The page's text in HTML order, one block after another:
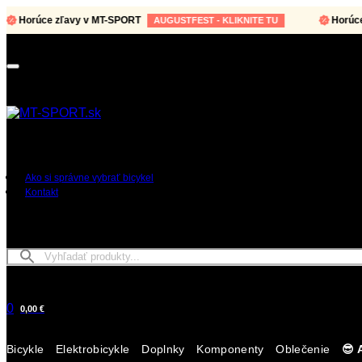
zľavy v MT-SPORT AUGUSTFEST - KLIKNITE TU Horúce
Ako si správne vybrať bicykel
Kontakt
0 0,00 €
Bicykle Elektrobicykle Doplnky Komponenty Oblečenie 😎